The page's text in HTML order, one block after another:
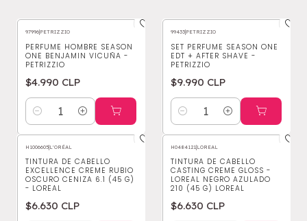
97996|PETRIZZIO
PERFUME HOMBRE SEASON
ONE BENJAMIN VICUÑA -
PETRIZZIO
$4.990 CLP
Cantidad
99433|PETRIZZIO
SET PERFUME SEASON ONE
EDT + AFTER SHAVE -
PETRIZZIO
$9.990 CLP
Cantidad
H1006605|L'ORÉAL
TINTURA DE CABELLO
EXCELLENCE CREME RUBIO
OSCURO CENIZA 6.1 (45 G)
- LOREAL
$6.630 CLP
H0484121|LOREAL
TINTURA DE CABELLO
CASTING CREME GLOSS -
LOREAL NEGRO AZULADO
210 (45 G) LOREAL
$6.630 CLP